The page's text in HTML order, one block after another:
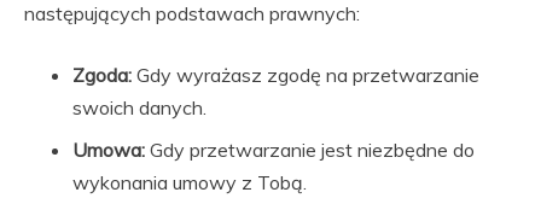
następujących podstawach prawnych:
Zgoda: Gdy wyrażasz zgodę na przetwarzanie
swoich danych.
Umowa: Gdy przetwarzanie jest niezbędne do
wykonania umowy z Tobą.